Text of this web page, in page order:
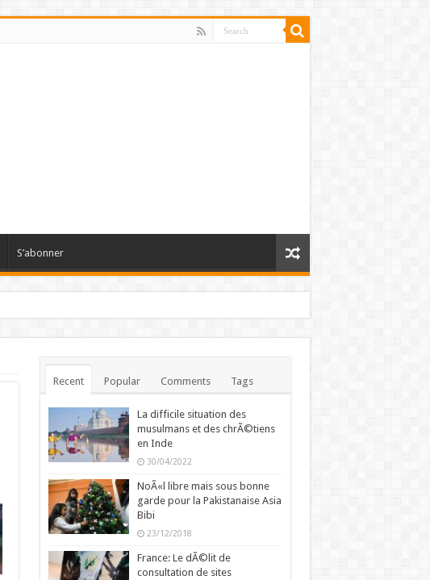
S’abonner
Recent Popular Comments Tags
La difficile situation des
musulmans et des chrÃ©tiens
en Inde
30/04/2022
NoÃ«l libre mais sous bonne
garde pour la Pakistanaise Asia
Bibi
23/12/2018
France: Le dÃ©lit de
consultation de sites